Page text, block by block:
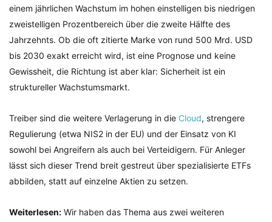
einem jährlichen Wachstum im hohen einstelligen bis niedrigen
zweistelligen Prozentbereich über die zweite Hälfte des
Jahrzehnts. Ob die oft zitierte Marke von rund 500 Mrd. USD
bis 2030 exakt erreicht wird, ist eine Prognose und keine
Gewissheit, die Richtung ist aber klar: Sicherheit ist ein
struktureller Wachstumsmarkt.
Treiber sind die weitere Verlagerung in die Cloud, strengere
Regulierung (etwa NIS2 in der EU) und der Einsatz von KI
sowohl bei Angreifern als auch bei Verteidigern. Für Anleger
lässt sich dieser Trend breit gestreut über spezialisierte ETFs
abbilden, statt auf einzelne Aktien zu setzen.
Weiterlesen: Wir haben das Thema aus zwei weiteren